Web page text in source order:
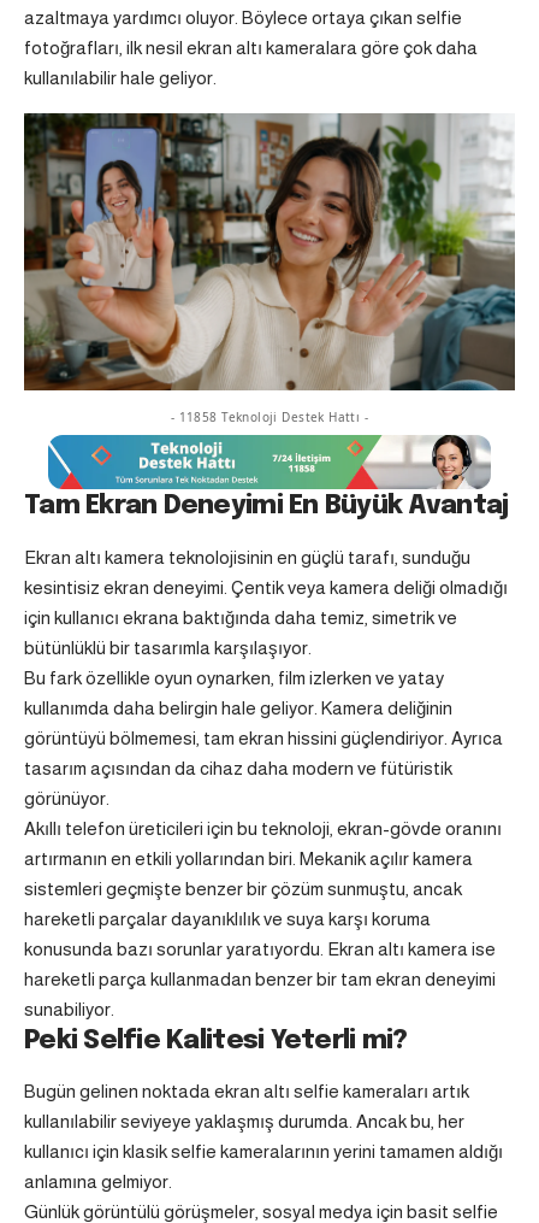
azaltmaya yardımcı oluyor. Böylece ortaya çıkan selfie
fotoğrafları, ilk nesil ekran altı kameralara göre çok daha
kullanılabilir hale geliyor.
- 11858 Teknoloji Destek Hattı -
Tam Ekran Deneyimi En Büyük Avantaj
Ekran altı kamera teknolojisinin en güçlü tarafı, sunduğu
kesintisiz ekran deneyimi. Çentik veya kamera deliği olmadığı
için kullanıcı ekrana baktığında daha temiz, simetrik ve
bütünlüklü bir tasarımla karşılaşıyor.
Bu fark özellikle oyun oynarken, film izlerken ve yatay
kullanımda daha belirgin hale geliyor. Kamera deliğinin
görüntüyü bölmemesi, tam ekran hissini güçlendiriyor. Ayrıca
tasarım açısından da cihaz daha modern ve fütüristik
görünüyor.
Akıllı telefon üreticileri için bu teknoloji, ekran-gövde oranını
artırmanın en etkili yollarından biri. Mekanik açılır kamera
sistemleri geçmişte benzer bir çözüm sunmuştu, ancak
hareketli parçalar dayanıklılık ve suya karşı koruma
konusunda bazı sorunlar yaratıyordu. Ekran altı kamera ise
hareketli parça kullanmadan benzer bir tam ekran deneyimi
sunabiliyor.
Peki Selfie Kalitesi Yeterli mi?
Bugün gelinen noktada ekran altı selfie kameraları artık
kullanılabilir seviyeye yaklaşmış durumda. Ancak bu, her
kullanıcı için klasik selfie kameralarının yerini tamamen aldığı
anlamına gelmiyor.
Günlük görüntülü görüşmeler, sosyal medya için basit selfie